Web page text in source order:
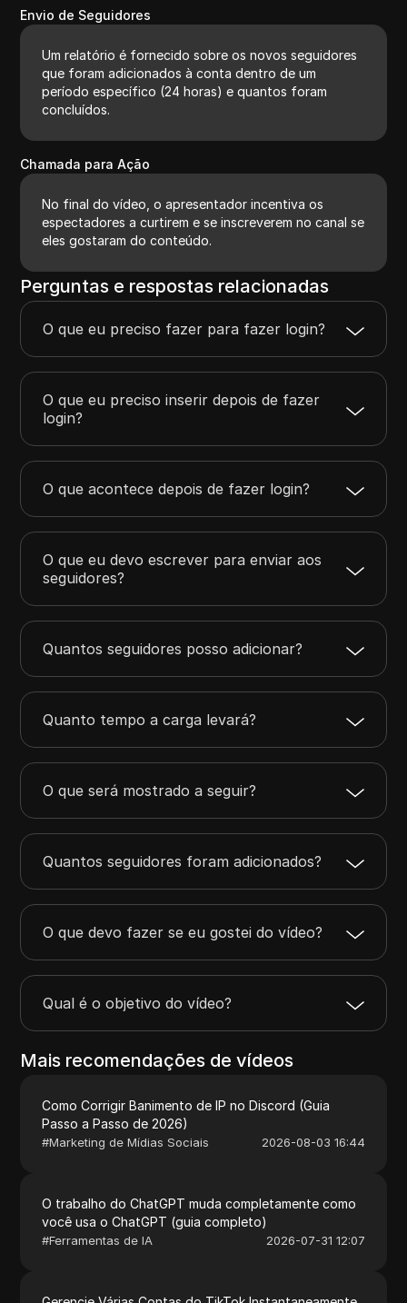
Envio de Seguidores
Um relatório é fornecido sobre os novos seguidores
que foram adicionados à conta dentro de um
período específico (24 horas) e quantos foram
concluídos.
Chamada para Ação
No final do vídeo, o apresentador incentiva os
espectadores a curtirem e se inscreverem no canal se
eles gostaram do conteúdo.
Perguntas e respostas relacionadas
O que eu preciso fazer para fazer login?
O que eu preciso inserir depois de fazer
login?
O que acontece depois de fazer login?
O que eu devo escrever para enviar aos
seguidores?
Quantos seguidores posso adicionar?
Quanto tempo a carga levará?
O que será mostrado a seguir?
Quantos seguidores foram adicionados?
O que devo fazer se eu gostei do vídeo?
Qual é o objetivo do vídeo?
Mais recomendações de vídeos
Como Corrigir Banimento de IP no Discord (Guia
Passo a Passo de 2026)
#Marketing de Mídias Sociais 2026-08-03 16:44
O trabalho do ChatGPT muda completamente como
você usa o ChatGPT (guia completo)
#Ferramentas de IA 2026-07-31 12:07